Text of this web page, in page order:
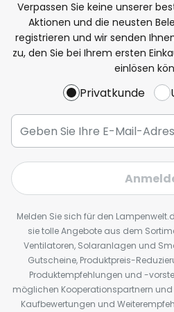
Verpassen Sie keine unserer
Aktionen und die neusten
registrieren und wir senden
zu, den Sie bei Ihrem ersten
einlösen
Privatkunde
Melden Sie sich für den
sie tolle Angebote aus dem
Ventilatoren, Solaranlagen und
Gutscheine, Produktpreis-
Produktempfehlungen und -
möglichen Kooperationspartnern
Kaufbewertungen und